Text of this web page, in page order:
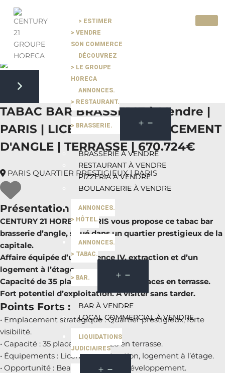
> ESTIMER
> VENDRE
SON COMMERCE
DÉCOUVREZ
> LE GROUPE
HORECA
ANNONCES.
> RESTAURANT.
> BRASSERIE.
BRASSERIE À VENDRE
RESTAURANT À VENDRE
PIZZERIA À VENDRE
BOULANGERIE À VENDRE
ANNONCES.
> HÔTEL.
ANNONCES.
> TABAC.
> BAR.
BAR À VENDRE
LOCAL COMMERCIAL À VENDRE
LIQUIDATIONS
JUDICIAIRES
Pause slide rotation
Resume slide rotation
Previous slide
Next slide
TABAC BAR BRASSERIE à Vendre |
PARIS | LICENCE IV | EMPLACEMENT
D'ANGLE | TERRASSE | 670.724€
PARIS QUARTIER PRESTIGIEUX | PARIS
Présentation du bien
CENTURY 21 HORECA PARIS vous propose ce tabac bar
brasserie d’angle, situé dans un quartier prestigieux de la
capitale.
Affaire équipée d’une Licence IV, extraction et d’un
logement à l’étage.
Capacité de 35 places en salle et 25 places en terrasse.
Fort potentiel d’exploitation. À visiter sans tarder.
Points Forts :
• Emplacement stratégique : Quartier prestigieux, forte
visibilité.
• Capacité : 35 places en salle, 25 en terrasse.
• Équipements : Licence IV, extraction, logement à l’étage.
• Opportunité : Beau potentiel de développement.